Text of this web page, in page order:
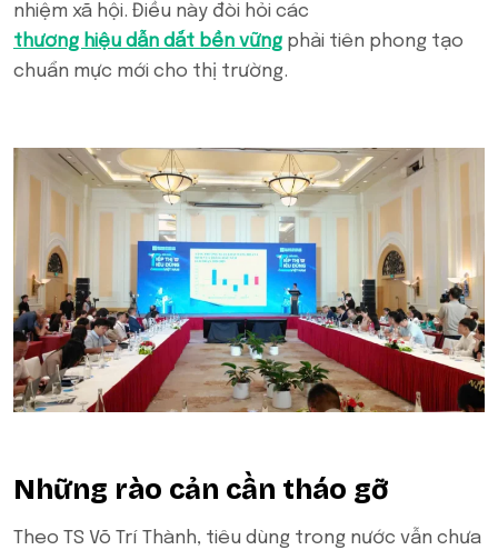
nhiệm xã hội. Điều này đòi hỏi các
thương hiệu dẫn dắt bền vững phải tiên phong tạo
chuẩn mực mới cho thị trường.
Những rào cản cần tháo gỡ
Theo TS Võ Trí Thành, tiêu dùng trong nước vẫn chưa